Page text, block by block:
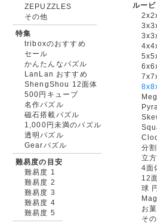
ZEPUZZLES
その他
特集
triboxのおすすめ
セール
かんたんなパズル
LanLan おすすめ
ShengShou 12面体
500円キューブ
名作パズル
磁石搭載パズル
1,000円未満のパズル
透明パズル
Gearパズル
難易度の目安
難易度 1
難易度 2
難易度 3
難易度 4
難易度 5
ルー
分
立
4面
12
球
お
そ